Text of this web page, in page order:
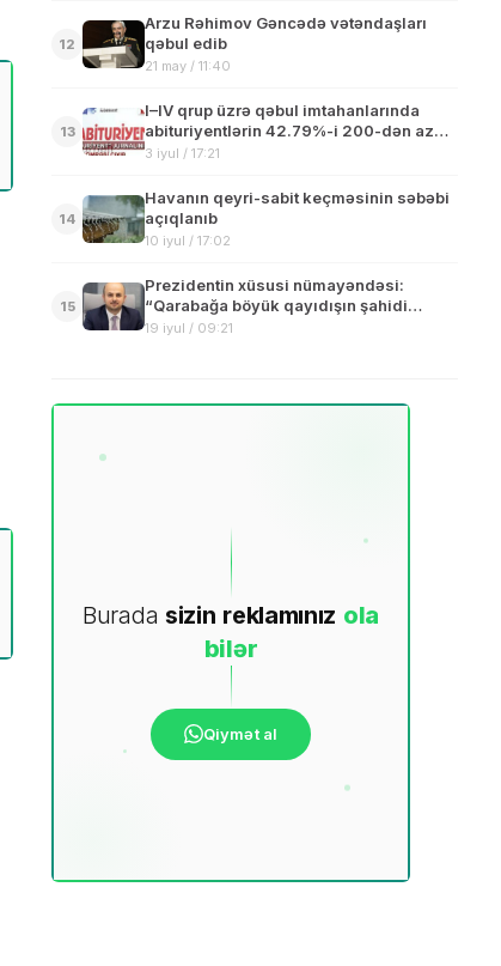
12
Arzu Rəhimov Gəncədə vətəndaşları
qəbul edib
21 may / 11:40
13
I–IV qrup üzrə qəbul imtahanlarında
abituriyentlərin 42.79%-i 200-dən az
bal toplayıb
3 iyul / 17:21
14
Havanın qeyri-sabit keçməsinin səbəbi
açıqlanıb
10 iyul / 17:02
15
Prezidentin xüsusi nümayəndəsi:
“Qarabağa böyük qayıdışın şahidi
oluruq”
19 iyul / 09:21
Burada sizin reklamınız ola
bilər
Qiymət al